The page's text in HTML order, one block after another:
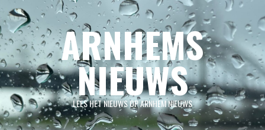
Spring
naar
inhoud
ARNHEMS
NIEUWS
LEES HET NIEUWS OP ARNHEM NIEUWS